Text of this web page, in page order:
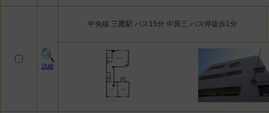
詳細
中央線 三鷹駅 バス15分 中原三 バス停徒歩1分